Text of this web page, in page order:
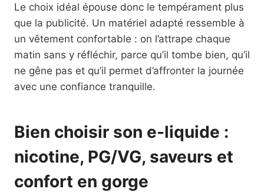
Le choix idéal épouse donc le tempérament plus
que la publicité. Un matériel adapté ressemble à
un vêtement confortable : on l’attrape chaque
matin sans y réfléchir, parce qu’il tombe bien, qu’il
ne gêne pas et qu’il permet d’affronter la journée
avec une confiance tranquille.
Bien choisir son e-liquide :
nicotine, PG/VG, saveurs et
confort en gorge